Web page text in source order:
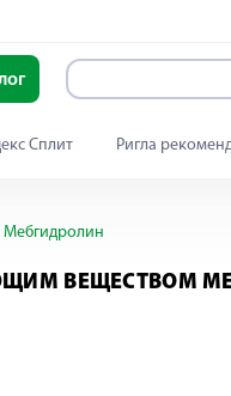
Сплит Ригла
Мебгидролин
ВЕЩЕСТВОМ